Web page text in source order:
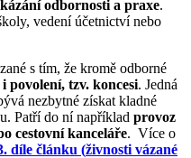
odbornosti a praxe.
vedení účetnictví nebo
s tím, že kromě odborné
povolení, tzv. koncesi. Jedná
nezbytné získat kladné
Patří do ní například provoz
cestovní kanceláře. Více o
díle článku (živnosti vázané